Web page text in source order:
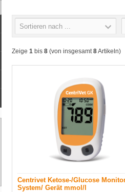
Sortieren nach ...
Zeige 1 bis 8 (von insgesamt8Artikeln)
Centrivet Ketose-/Glucose
System/ Gerät mmol/l